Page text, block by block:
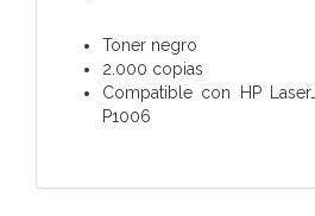
Toner negro
2.000 copias
Compatible con HP
P1006